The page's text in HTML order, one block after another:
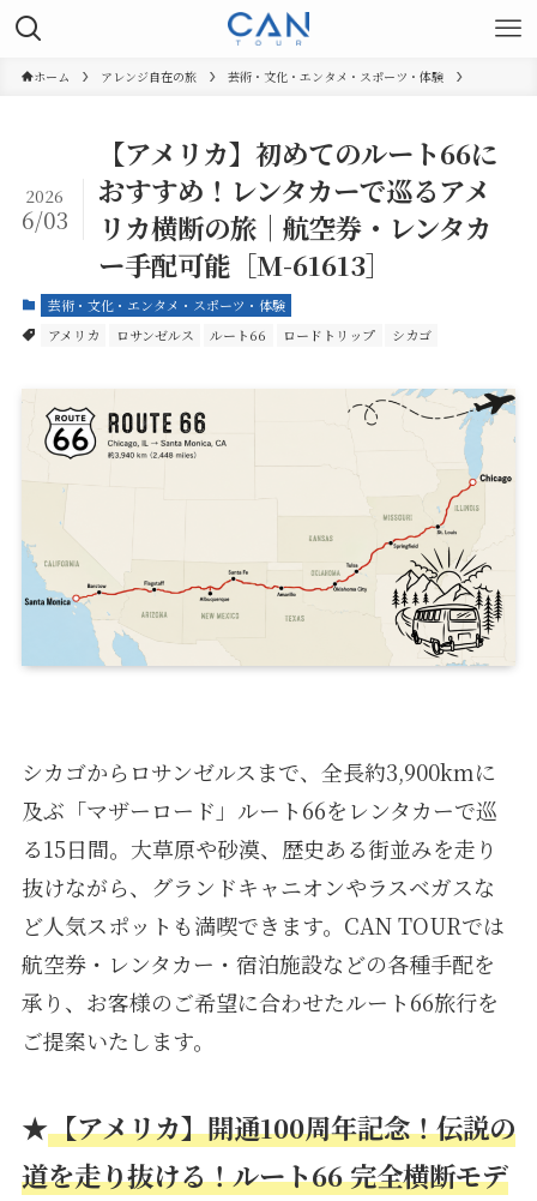
ホーム アレンジ自在の旅 芸術・文化・エンタメ・スポーツ・体験
【アメリカ】初めてのルート66に
おすすめ！レンタカーで巡るアメ
リカ横断の旅｜航空券・レンタカ
ー手配可能［M-61613］
2026
6/03
芸術・文化・エンタメ・スポーツ・体験
アメリカ
ロサンゼルス ルート66 ロードトリップ シカゴ
シカゴからロサンゼルスまで、全長約3,900kmに
及ぶ「マザーロード」ルート66をレンタカーで巡
る15日間。大草原や砂漠、歴史ある街並みを走り
抜けながら、グランドキャニオンやラスベガスな
ど人気スポットも満喫できます。CAN TOURでは
航空券・レンタカー・宿泊施設などの各種手配を
承り、お客様のご希望に合わせたルート66旅行を
ご提案いたします。
★【アメリカ】開通100周年記念！伝説の
道を走り抜ける！ルート66 完全横断モデ